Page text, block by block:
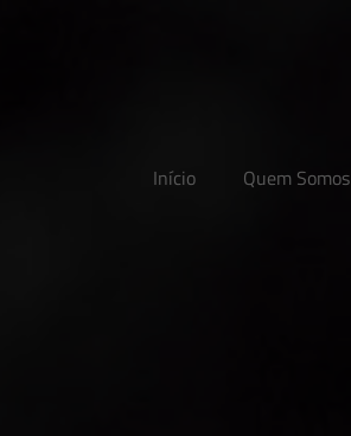
Início Quem Somos